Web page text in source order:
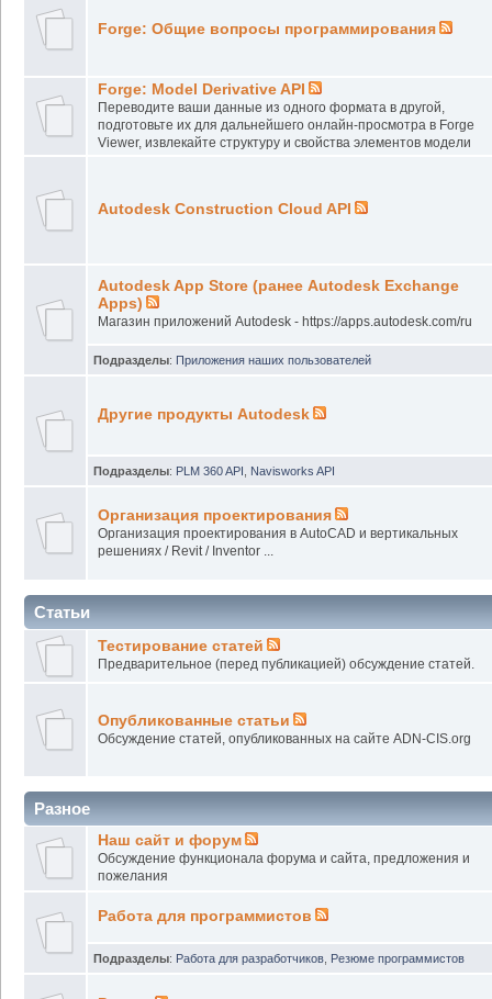
Forge: Общие вопросы программирования
Forge: Model Derivative API
Переводите ваши данные из одного формата в другой,
подготовьте их для дальнейшего онлайн-просмотра в Forge
Viewer, извлекайте структуру и свойства элементов модели
Autodesk Construction Cloud API
Autodesk App Store (ранее Autodesk Exchange
Apps)
Магазин приложений Autodesk - https://apps.autodesk.com/ru
Подразделы: Приложения наших пользователей
Другие продукты Autodesk
Подразделы: PLM 360 API Navisworks API
Организация проектирования
Организация проектирования в AutoCAD и вертикальных
решениях / Revit / Inventor ...
Статьи
Тестирование статей
Предварительное (перед публикацией) обсуждение статей.
Опубликованные статьи
Обсуждение статей, опубликованных на сайте ADN-CIS.org
Разное
Наш сайт и форум
Обсуждение функционала форума и сайта, предложения и
пожелания
Работа для программистов
Подразделы: Работа для разработчиков Резюме программистов